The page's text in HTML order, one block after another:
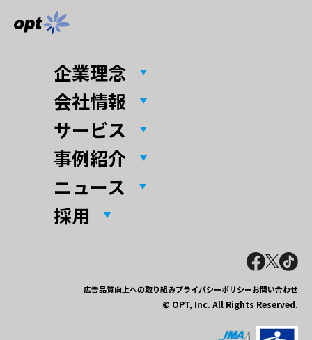
企業理念
会社情報
サービス
事例紹介
ニュース
採用
広告品質向上への取り組みプライバシーポリシーお問い合わせ
© OPT, Inc. All Rights Reserved.